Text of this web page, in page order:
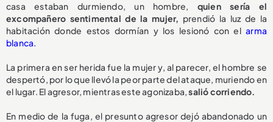
casa estaban durmiendo, un hombre, quien sería el
excompañero sentimental de la mujer, prendió la luz de la
habitación donde estos dormían y los lesionó con elarma
blanca.
La primera en ser herida fue la mujer y, al parecer, el hombre se
despertó, por lo que llevó la peor parte del ataque, muriendo en
el lugar. El agresor, mientras este agonizaba,salió corriendo.
En medio de la fuga, el presunto agresor dejó abandonado un